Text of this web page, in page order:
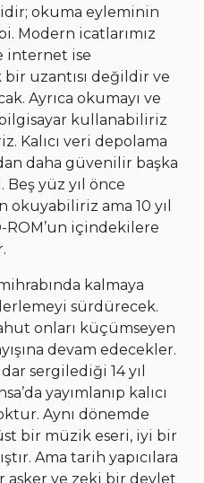
okuma eyleminin
Modern icatlarımız
internet ise
uzantısı değildir ve
Ayrıca okumayı ve
kullanabiliriz
Kalıcı veri depolama
daha güvenilir başka
yüz yıl önce
okuyabiliriz ama 10 yıl
ROM’un içindekilere
kalmaya
sürdürecek.
onları küçümseyen
devam edecekler.
sergilediği 14 yıl
yayımlanıp kalıcı
Aynı dönemde
bir müzik eseri, iyi bir
Ama tarih yapıcılara
asker ve zeki bir devlet